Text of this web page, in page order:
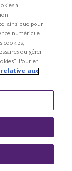
à
ainsi que pour
numérique
cookies,
ou gérer
Pour en
aux